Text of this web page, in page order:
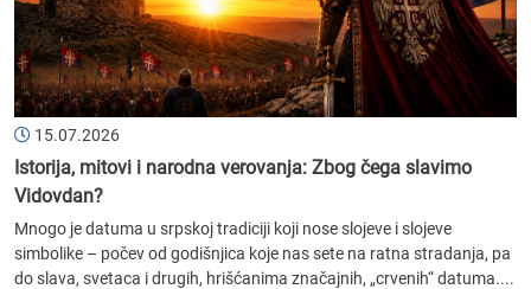
15.07.2026
Istorija, mitovi i narodna verovanja: Zbog čega slavimo
Vidovdan?
Mnogo je datuma u srpskoj tradiciji koji nose slojeve i slojeve
simbolike – počev od godišnjica koje nas sete na ratna stradanja, pa
do slava, svetaca i drugih, hrišćanima značajnih, „crvenih“ datuma....